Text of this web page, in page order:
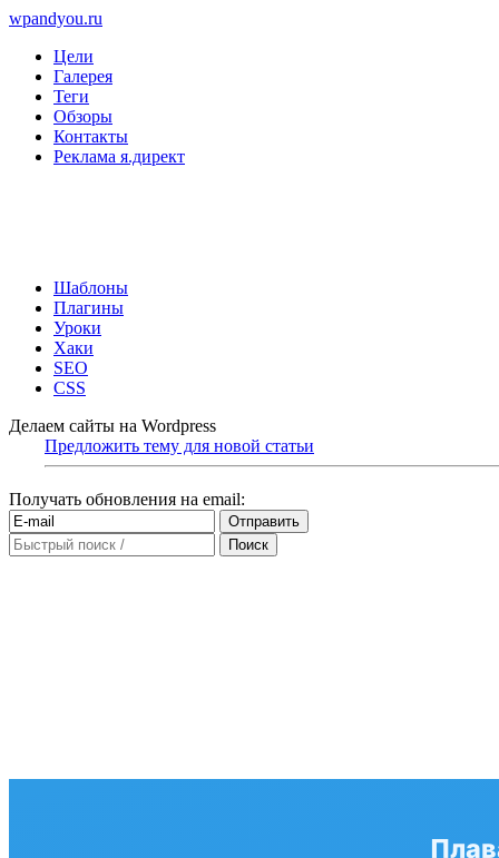
wpandyou.ru
Цели
Галерея
Теги
Обзоры
Контакты
Реклама я.директ
Шаблоны
Плагины
Уроки
Хаки
SEO
CSS
Делаем сайты на Wordpress
Предложить тему для новой статьи
Получать обновления на email: